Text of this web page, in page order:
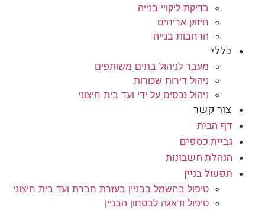
בדיקת ליקויי בנייה
חיזוק אריחים
הרחבות בנייה
כללי
מעבר לניהול בתים משותפים
ניהול דירות שכורות
ניהול נכסים על ידי ועד בית חיצוני
צור קשר
דף הבית
גביית כספים
הנהלת חשבונות
תפעול בניין
טיפול בחשמל בבניין בעזרת חברת ועד בית חיצוני
טיפול ודאגה לבטחון הבניין